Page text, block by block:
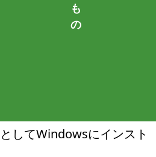
も
の
してWindowsにインスト
してWindowsにインスト